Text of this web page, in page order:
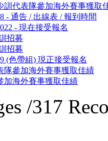
訓代表隊參加海外賽事獲取
- 通告 / 出線表 / 報到時間
- 現在接受報名
招募
招募
(色帶組) 現正接受報名
隊參加海外賽事獲取佳績
加海外賽事獲取佳績
/317